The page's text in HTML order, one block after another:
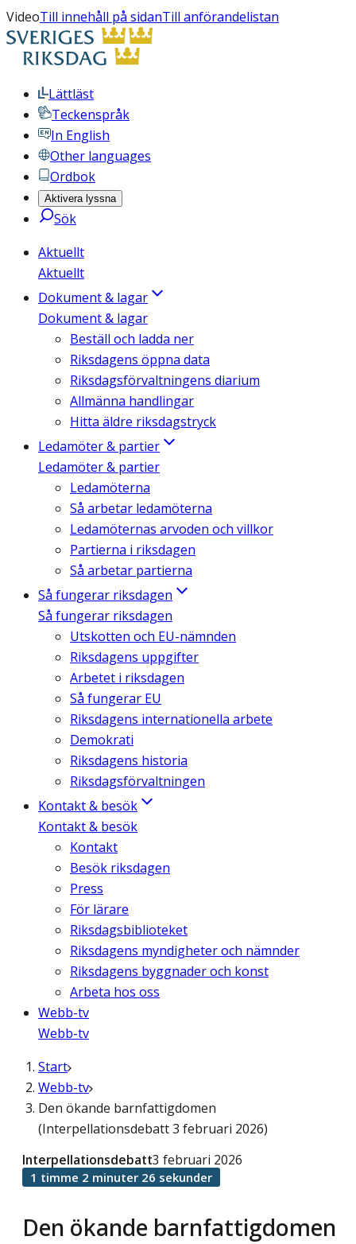
VideoTill innehåll på sidanTill anförandelistan
Lättläst
Teckenspråk
In English
Other languages
Ordbok
Aktivera lyssna
Sök
Aktuellt
Aktuellt
Dokument & lagar
Dokument & lagar
Beställ och ladda ner
Riksdagens öppna data
Riksdagsförvaltningens diarium
Allmänna handlingar
Hitta äldre riksdagstryck
Ledamöter & partier
Ledamöter & partier
Ledamöterna
Så arbetar ledamöterna
Ledamöternas arvoden och villkor
Partierna i riksdagen
Så arbetar partierna
Så fungerar riksdagen
Så fungerar riksdagen
Utskotten och EU-nämnden
Riksdagens uppgifter
Arbetet i riksdagen
Så fungerar EU
Riksdagens internationella arbete
Demokrati
Riksdagens historia
Riksdagsförvaltningen
Kontakt & besök
Kontakt & besök
Kontakt
Besök riksdagen
Press
För lärare
Riksdagsbiblioteket
Riksdagens myndigheter och nämnder
Riksdagens byggnader och konst
Arbeta hos oss
Webb-tv
Webb-tv
Start
Webb-tv
Den ökande barnfattigdomen
(Interpellationsdebatt 3 februari 2026)
Den ökande barnfattigdomen
Interpellationsdebatt3 februari 2026
1 timme 2 minuter 26 sekunder